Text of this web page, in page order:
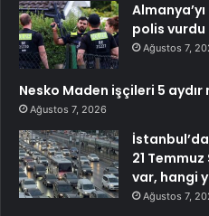
polis vurdu
Ağustos 7,
Nesko Maden işçileri 5
Ağustos 7, 2026
İstanbul’da
21
var, hangi
Ağustos 7,